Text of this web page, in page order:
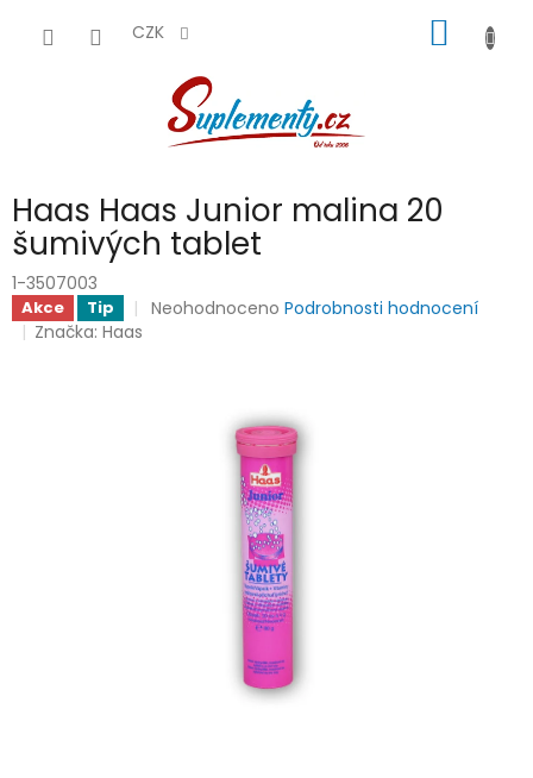
CZK
KOŠÍK
Haas Haas Junior malina 20
šumivých tablet
1-3507003
Akce Tip
Průměrné
Neohodnoceno Podrobnosti hodnocení
Značka:Haas